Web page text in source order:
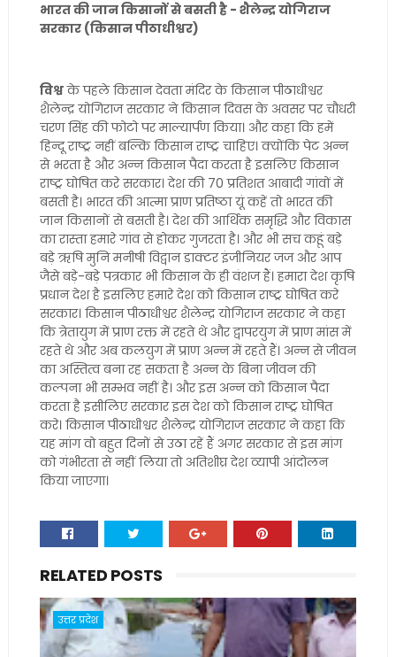
भारत की जान किसानों से बसती है - शैलेन्द्र योगिराज
सरकार (किसान पीठाधीश्वर)
विश्वके पहले किसान देवता मंदिर के किसान पीठाधीश्वर
शैलेन्द्र योगिराज सरकार ने किसान दिवस के अवसर पर चौधरी
चरण सिंह की फोटो पर माल्यार्पण किया। और कहा कि हमें
हिन्दू राष्ट्र नहीं बल्कि किसान राष्ट्र चाहिए। क्योंकि पेट अन्न
से भरता है और अन्न किसान पैदा करता है इसलिए किसान
राष्ट्र घोषित करे सरकार। देश की 70 प्रतिशत आबादी गांवों में
बसती है। भारत की आत्मा प्राण प्रतिष्ठा यूं कहें तो भारत की
जान किसानों से बसती है। देश की आर्थिक समृद्धि और विकास
का रास्ता हमारे गांव से होकर गुजरता है। और भी सच कहूं बड़े
बड़े ऋषि मुनि मनीषी विद्वान डाक्टर इंजीनियर जज और आप
जैसे बड़े-बड़े पत्रकार भी किसान के ही वंशज हैं। हमारा देश कृषि
प्रधान देश है इसलिए हमारे देश को किसान राष्ट्र घोषित करे
सरकार। किसान पीठाधीश्वर शैलेन्द्र योगिराज सरकार ने कहा
कि त्रेतायुग में प्राण रक्त में रहते थे और द्वापरयुग में प्राण मांस में
रहते थे और अब कलयुग में प्राण अन्न में रहते हैं। अन्न से जीवन
का अस्तित्व बना रह सकता है अन्न के बिना जीवन की
कल्पना भी सम्भव नहीं है। और इस अन्न को किसान पैदा
करता है इसीलिए सरकार इस देश को किसान राष्ट्र घोषित
करे। किसान पीठाधीश्वर शैलेन्द्र योगिराज सरकार ने कहा कि
यह मांग वो बहुत दिनों से उठा रहें हैं अगर सरकार से इस मांग
को गंभीरता से नहीं लिया तो अतिशीघ्र देश व्यापी आंदोलन
किया जाएगा।
RELATED POSTS
उत्तर प्रदेश